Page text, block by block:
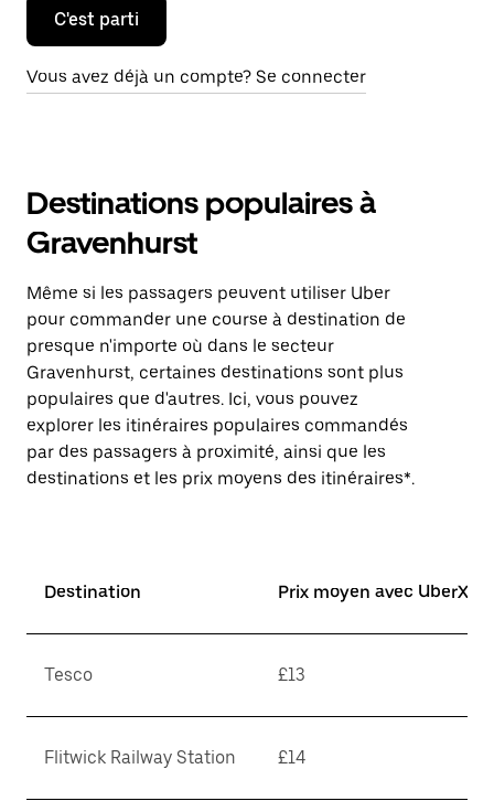
C'est parti
Vous avez déjà un compte? Se connecter
Destinations populaires à
Gravenhurst
Même si les passagers peuvent utiliser Uber
pour commander une course à destination de
presque n'importe où dans le secteur
Gravenhurst, certaines destinations sont plus
populaires que d'autres. Ici, vous pouvez
explorer les itinéraires populaires commandés
par des passagers à proximité, ainsi que les
destinations et les prix moyens des itinéraires*.
Destination Prix moyen avec UberX*
Tesco £13
Flitwick Railway Station £14